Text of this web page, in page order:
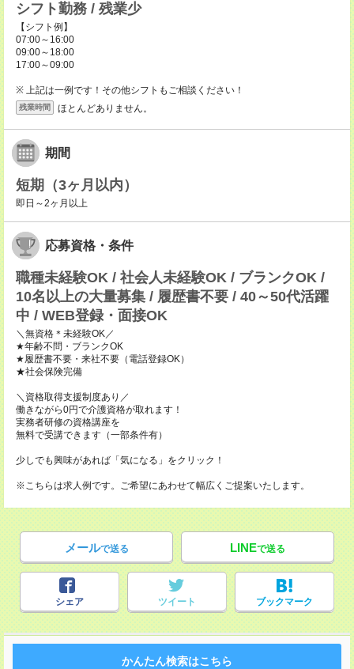
シフト勤務 / 残業少
【シフト例】
07:00～16:00
09:00～18:00
17:00～09:00
※ 上記は一例です！その他シフトもご相談ください！
残業時間 ほとんどありません。
期間
短期（3ヶ月以内）
即日～2ヶ月以上
応募資格・条件
職種未経験OK / 社会人未経験OK / ブランクOK /
10名以上の大量募集 / 履歴書不要 / 40～50代活躍
中 / WEB登録・面接OK
＼無資格＊未経験OK／
★年齢不問・ブランクOK
★履歴書不要・来社不要（電話登録OK）
★社会保険完備
＼資格取得支援制度あり／
働きながら0円で介護資格が取れます！
実務者研修の資格講座を
無料で受講できます（一部条件有）
少しでも興味があれば「気になる」をクリック！
※こちらは求人例です。ご希望にあわせて幅広くご提案いたします。
メールで送る LINEで送る
シェア ツイート ブックマーク
かんたん検索はこちら